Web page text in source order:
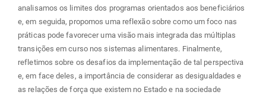
analisamos os limites dos programas orientados aos beneficiários
e, em seguida, propomos uma reflexão sobre como um foco nas
práticas pode favorecer uma visão mais integrada das múltiplas
transições em curso nos sistemas alimentares. Finalmente,
refletimos sobre os desafios da implementação de tal perspectiva
e, em face deles, a importância de considerar as desigualdades e
as relações de força que existem no Estado e na sociedade